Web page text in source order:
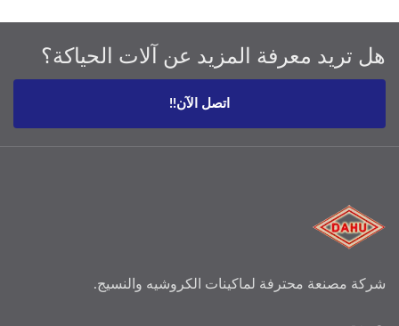
هل تريد معرفة المزيد عن آلات الحياكة؟
اتصل الآن!!
شركة مصنعة محترفة لماكينات الكروشيه والنسيج.